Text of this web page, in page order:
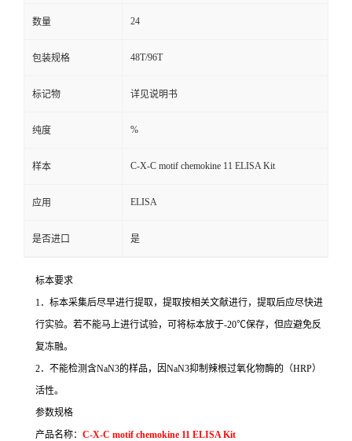
数量 24
包装规格 48T/96T
标记物 详见说明书
纯度 %
样本 C-X-C motif chemokine 11 ELISA Kit
应用 ELISA
是否进口 是
标本要求
1．标本采集后尽早进行提取，提取按相关文献进行，提取后应尽快进
行实验。若不能马上进行试验，可将标本放于-20℃保存，但应避免反
复冻融。
2．不能检测含NaN3的样品，因NaN3抑制辣根过氧化物酶的（HRP）
活性。
参数规格
产品名称： C-X-C motif chemokine 11 ELISA Kit